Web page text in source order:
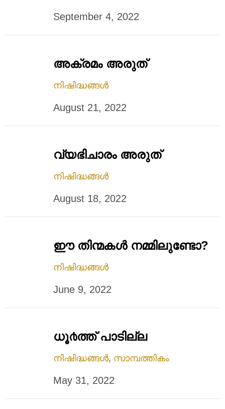
September 4, 2022
അക്രമം അരുത്
നിഷിദ്ധങ്ങൾ
August 21, 2022
വ്യഭിചാരം അരുത്
നിഷിദ്ധങ്ങൾ
August 18, 2022
ഈ തിന്മകള്‍ നമ്മിലുണ്ടോ?
നിഷിദ്ധങ്ങൾ
June 9, 2022
ധൂ൪ത്ത് പാടില്ല
നിഷിദ്ധങ്ങൾ, സാമ്പത്തികം
May 31, 2022